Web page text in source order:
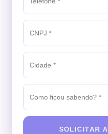
SOLICITAR